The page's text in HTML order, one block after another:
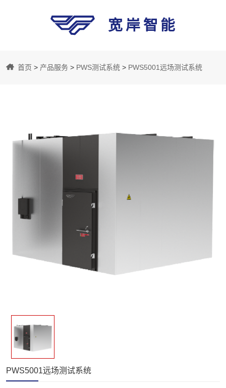
宽岸智能
首页 > 产品服务 > PWS测试系统 > PWS5001远场测试系统
PWS5001远场测试系统